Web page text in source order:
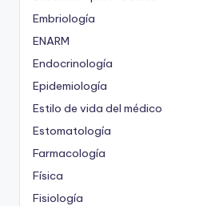
Embriología
ENARM
Endocrinología
Epidemiología
Estilo de vida del médico
Estomatología
Farmacología
Física
Fisiología